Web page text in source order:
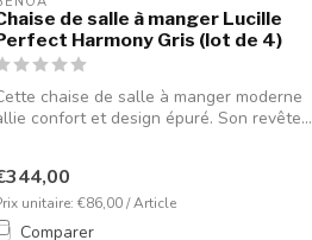
de salle à manger Lucille
Harmony Gris (lot de 4)
chaise de salle à manger moderne
confort et design épuré. Son revête...
unitaire: €86,00 / Article
Comparer